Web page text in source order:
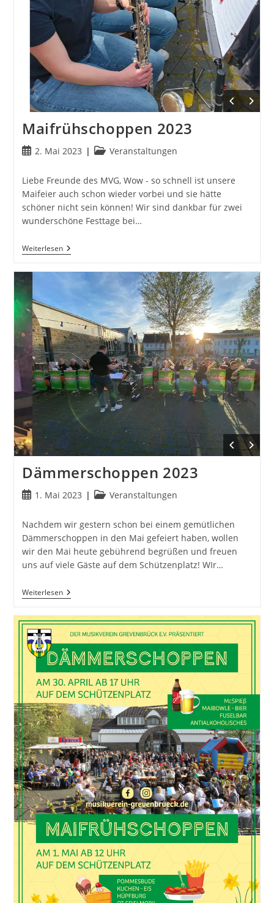
Maifrühschoppen 2023
Beitrag
2. Mai 2023
Beitrags-
Veranstaltungen
Liebe Freunde des MVG, Wow - so schnell ist unsere
Maifeier auch schon wieder vorbei und sie hätte
schöner nicht sein können! Wir sind dankbar für zwei
wunderschöne Festtage bei…
WeiterlesenMaifrühschoppen
2023
Dämmerschoppen 2023
Beitrag1. Mai 2023
Beitrags-
Veranstaltungen
Nachdem wir gestern schon bei einem gemütlichen
Dämmerschoppen in den Mai gefeiert haben, wollen
wir den Mai heute gebührend begrüßen und freuen
uns auf viele Gäste auf dem Schützenplatz! WIr…
WeiterlesenDämmerschoppen
2023